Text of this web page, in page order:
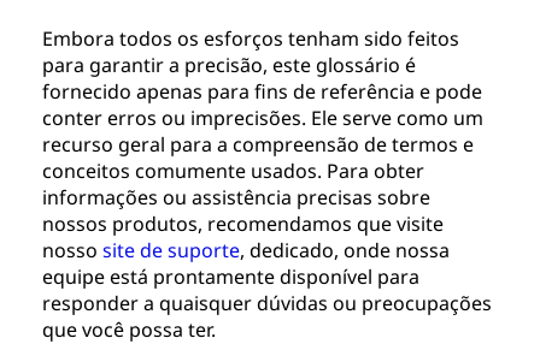
Embora todos os esforços tenham sido feitos
para garantir a precisão, este glossário é
fornecido apenas para fins de referência e pode
conter erros ou imprecisões. Ele serve como um
recurso geral para a compreensão de termos e
conceitos comumente usados. Para obter
informações ou assistência precisas sobre
nossos produtos, recomendamos que visite
nossosite de suporte, dedicado, onde nossa
equipe está prontamente disponível para
responder a quaisquer dúvidas ou preocupações
que você possa ter.